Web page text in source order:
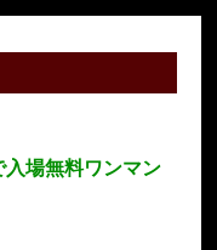
場無料ワンマン